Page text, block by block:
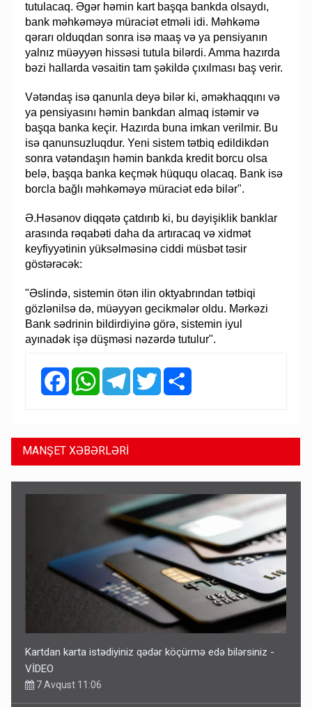
tutulacaq. Əgər həmin kart başqa bankda olsaydı,
bank məhkəməyə müraciət etməli idi. Məhkəmə
qərarı olduqdan sonra isə maaş və ya pensiyanın
yalnız müəyyən hissəsi tutula bilərdi. Amma hazırda
bəzi hallarda vəsaitin tam şəkildə çıxılması baş verir.
Vətəndaş isə qanunla deyə bilər ki, əməkhaqqını və
ya pensiyasını həmin bankdan almaq istəmir və
başqa banka keçir. Hazırda buna imkan verilmir. Bu
isə qanunsuzluqdur. Yeni sistem tətbiq edildikdən
sonra vətəndaşın həmin bankda kredit borcu olsa
belə, başqa banka keçmək hüququ olacaq. Bank isə
borcla bağlı məhkəməyə müraciət edə bilər".
Ə.Həsənov diqqətə çatdırıb ki, bu dəyişiklik banklar
arasında rəqabəti daha da artıracaq və xidmət
keyfiyyətinin yüksəlməsinə ciddi müsbət təsir
göstərəcək:
"Əslində, sistemin ötən ilin oktyabrından tətbiqi
gözlənilsə də, müəyyən gecikmələr oldu. Mərkəzi
Bank sədrinin bildirdiyinə görə, sistemin iyul
ayınadək işə düşməsi nəzərdə tutulur".
FacebookWhatsAppTelegramTwitter
MANŞET XƏBƏRLƏRİ
Kartdan karta istədiyiniz qədər köçürmə edə bilərsiniz -
VİDEO
7 Avqust 11:06